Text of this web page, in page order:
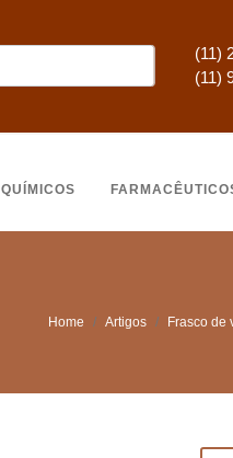
(11)
(11)
QUÍMICOS
Home Artigos Frasco de